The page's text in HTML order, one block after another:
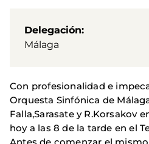
Delegación
Málaga
Con profesionalidad e
Orquesta Sinfónica de
Falla,Sarasate y R.Korsakov
hoy a las 8 de la tarde en el